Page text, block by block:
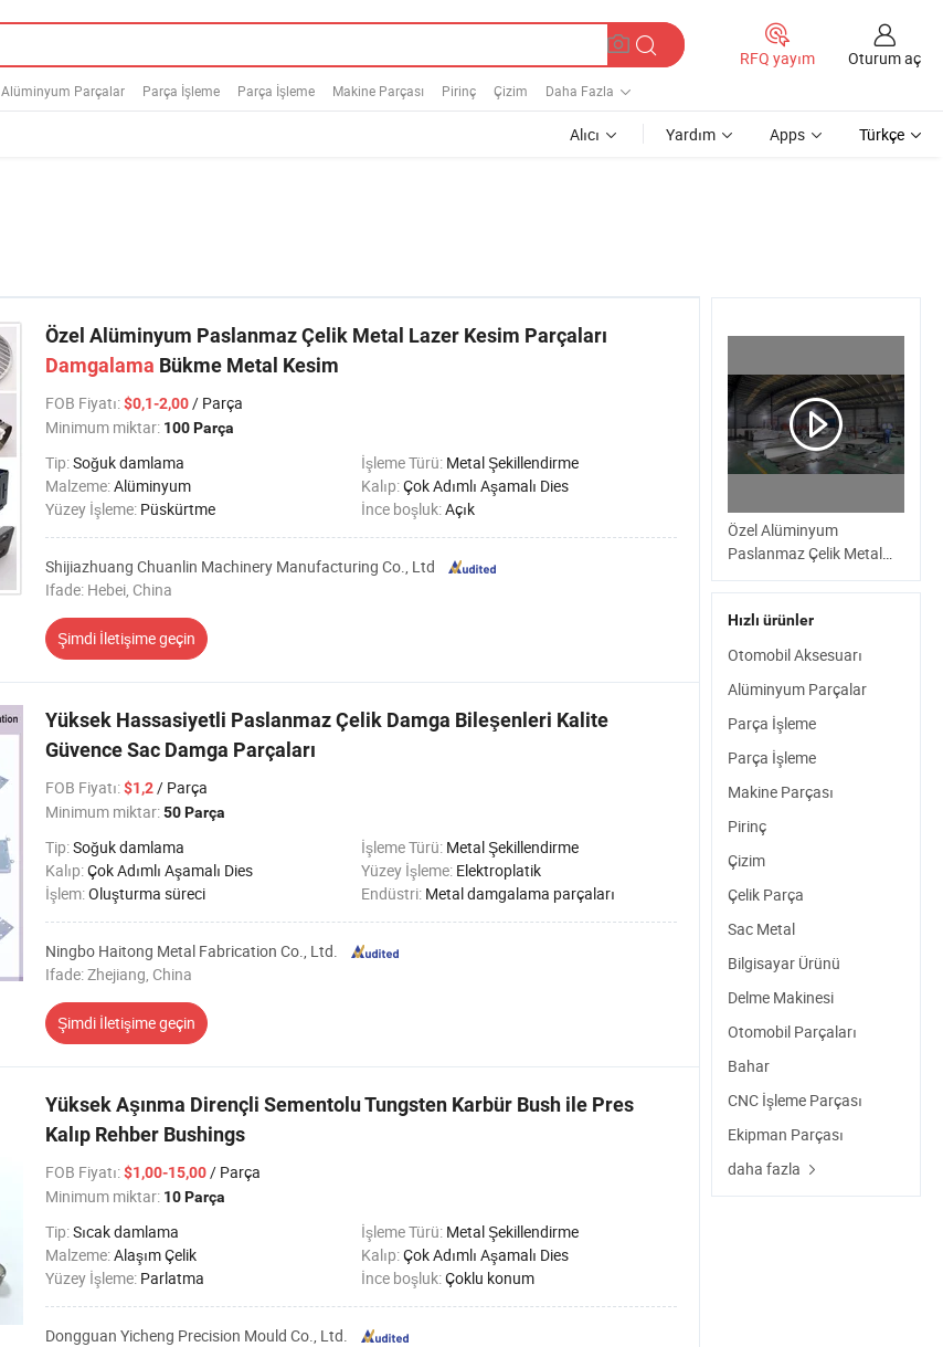
Alüminyum Parçalar Parça İşleme Parça İşleme Makine Parçası Pirinç Çizim Daha Fazla
RFQ yayım Oturum aç
Alıcı Yardım Apps Türkçe
Özel Alüminyum Paslanmaz Çelik Metal Lazer Kesim Parçaları
Damgalama Bükme Metal Kesim
FOB Fiyatı:$0,1-2,00/ Parça
Minimum miktar: 100 Parça
Tip:Soğuk damlama İşleme Türü: Metal Şekillendirme
Malzeme:Alüminyum Kalıp:Çok Adımlı Aşamalı Dies
Yüzey İşleme: Püskürtme İnce boşluk:Açık
Shijiazhuang Chuanlin Machinery Manufacturing Co., Ltd
Ifade: Hebei, China
Şimdi İletişime geçin
Yüksek Hassasiyetli Paslanmaz Çelik Damga Bileşenleri Kalite
Güvence Sac Damga Parçaları
FOB Fiyatı:$1,2/ Parça
Minimum miktar:50 Parça
Tip:Soğuk damlama İşleme Türü: Metal Şekillendirme
Kalıp:Çok Adımlı Aşamalı Dies Yüzey İşleme: Elektroplatik
İşlem:Oluşturma süreci Endüstri: Metal damgalama parçaları
Ningbo Haitong Metal Fabrication Co., Ltd.
Ifade: Zhejiang, China
Şimdi İletişime geçin
Yüksek Aşınma Dirençli Sementolu Tungsten Karbür Bush ile Pres
Kalıp Rehber Bushings
FOB Fiyatı:$1,00-15,00/ Parça
Minimum miktar: 10 Parça
Tip:Sıcak damlama İşleme Türü: Metal Şekillendirme
Malzeme:Alaşım Çelik Kalıp:Çok Adımlı Aşamalı Dies
Yüzey İşleme: Parlatma İnce boşluk:Çoklu konum
Dongguan Yicheng Precision Mould Co., Ltd.
Özel Alüminyum
Paslanmaz Çelik Metal
Lazer Kesim Parçaları
Damgalama Bükme Metal
Kesim
Hızlı ürünler
Otomobil Aksesuarı
Alüminyum Parçalar
Parça İşleme
Parça İşleme
Makine Parçası
Pirinç
Çizim
Çelik Parça
Sac Metal
Bilgisayar Ürünü
Delme Makinesi
Otomobil Parçaları
Bahar
CNC İşleme Parçası
Ekipman Parçası
daha fazla